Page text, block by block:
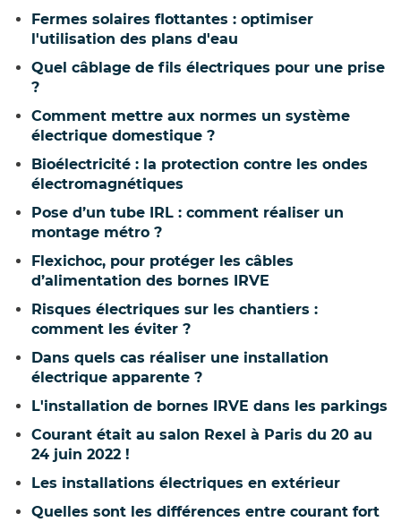
Fermes solaires flottantes : optimiser
l'utilisation des plans d'eau
Quel câblage de fils électriques pour une prise
?
Comment mettre aux normes un système
électrique domestique ?
Bioélectricité : la protection contre les ondes
électromagnétiques
Pose d’un tube IRL : comment réaliser un
montage métro ?
Flexichoc, pour protéger les câbles
d’alimentation des bornes IRVE
Risques électriques sur les chantiers :
comment les éviter ?
Dans quels cas réaliser une installation
électrique apparente ?
L'installation de bornes IRVE dans les parkings
Courant était au salon Rexel à Paris du 20 au
24 juin 2022 !
Les installations électriques en extérieur
Quelles sont les différences entre courant fort